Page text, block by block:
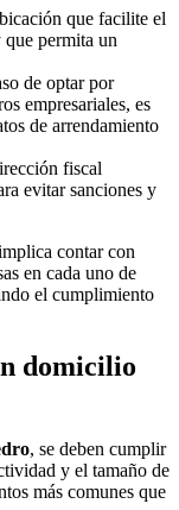
que facilite el
permita un
de optar por
empresariales, es
de arrendamiento
fiscal
evitar sanciones y
contar con
en cada uno de
el cumplimiento
domicilio
, se deben cumplir
y el tamaño de
más comunes que